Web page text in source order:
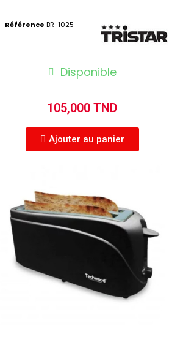
Référence BR-1025
Disponible
105,000 TND
Ajouter au panier